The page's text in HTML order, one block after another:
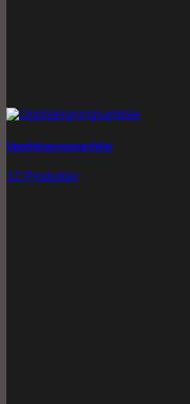
Upphängningsartiklar
12 Produkter